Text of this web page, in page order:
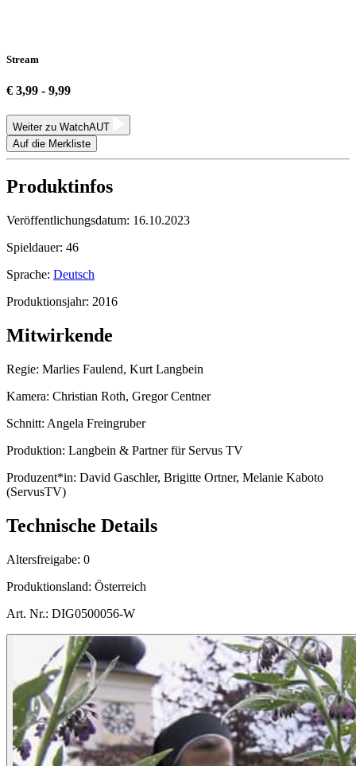
Stream
€ 3,99 - 9,99
Weiter zu WatchAUT
Auf die Merkliste
Produktinfos
Veröffentlichungsdatum: 16.10.2023
Spieldauer: 46
Sprache: Deutsch
Produktionsjahr: 2016
Mitwirkende
Regie: Marlies Faulend, Kurt Langbein
Kamera: Christian Roth, Gregor Centner
Schnitt: Angela Freingruber
Produktion: Langbein & Partner für Servus TV
Produzent*in: David Gaschler, Brigitte Ortner, Melanie Kaboto
(ServusTV)
Technische Details
Altersfreigabe: 0
Produktionsland: Österreich
Art. Nr.: DIG0500056-W